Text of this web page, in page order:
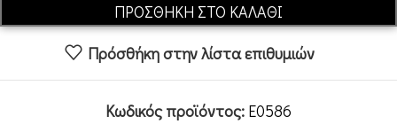
ΠΡΟΣΘΉΚΗ ΣΤΟ ΚΑΛΆΘΙ
Πρόσθήκη στην λίστα επιθυμιών
Κωδικός προϊόντος: E0586